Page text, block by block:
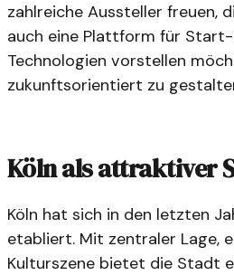
zahlreiche Aussteller freuen,
auch eine Plattform für
Technologien vorstellen
zukunftsorientiert zu
Köln als attraktiver
Köln hat sich in den letzten
etabliert. Mit zentraler Lage,
Kulturszene bietet die Stadt